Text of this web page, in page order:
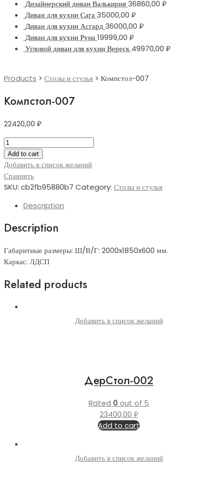
Дизайнерский диван Валькирия36860,00 ₽
Диван для кухни Сага35000,00 ₽
Диван для кухни Асгард36000,00 ₽
Диван для кухни Руна19999,00 ₽
Угловой диван для кухни Вереск 49970,00 ₽
Products > Столы и стулья > Компстол-007
Компстол-007
22420,00 ₽
Компстол-007
quantity
Add to cart
Добавить в список желаний
Сравнить
SKU: cb2fb95880b7 Category: Столы и стулья
Description
Description
Габаритные размеры: Ш/В/Г: 2000x1850x600 мм.
Каркас: ЛДСП
Related products
Добавить в список желаний
ДерСтол-002
Rated 0out of 5
23400,00 ₽
Add to cart
Добавить в список желаний